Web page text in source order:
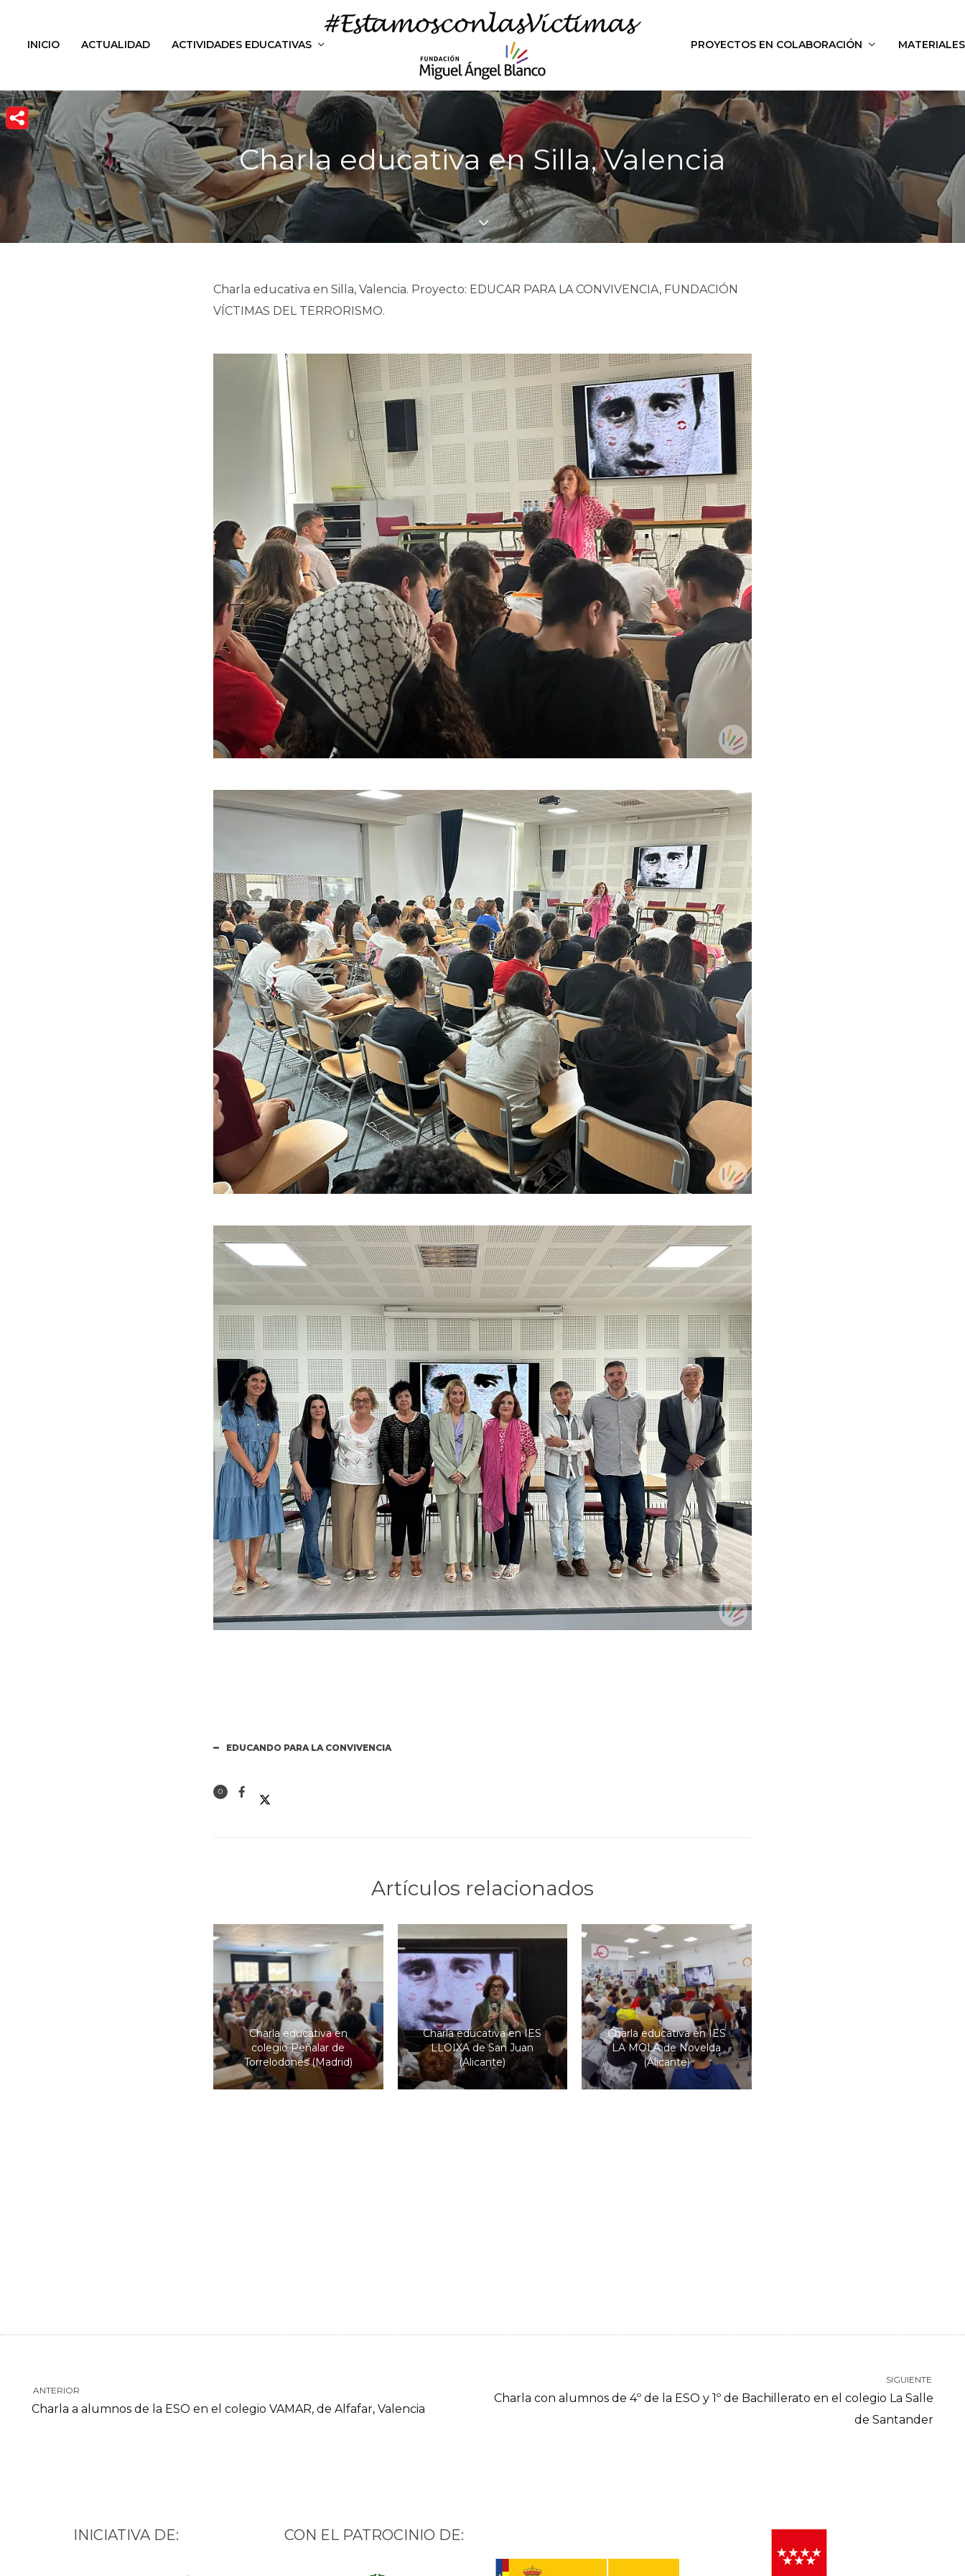
INICIO ACTUALIDAD ACTIVIDADES EDUCATIVAS PROYECTOS EN COLABORACIÓN
Charla educativa en Silla, Valencia
Charla educativa en Silla, Valencia. Proyecto: EDUCAR PARA LA CONVIVENCIA, FUNDACIÓN
VÍCTIMAS DEL TERRORISMO.
EDUCANDO PARA LA CONVIVENCIA
0
Artículos relacionados
Charla educativa en
colegio Peñalar de
Torrelodones (Madrid)
Charla educativa en IES
LLOIXA de San Juan
(Alicante)
Charla educativa en IES
LA MOLA de Novelda
(Alicante)
ANTERIOR
Charla a alumnos de la ESO en el colegio VAMAR, de Alfafar, Valencia
SIGUIENTE
Charla con alumnos de 4º de la ESO y 1º de Bachillerato en el colegio La Salle
de Santander
INICIATIVA DE: CON EL PATROCINIO DE: